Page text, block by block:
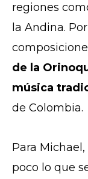
regiones
la Andina.
de la
música
de Colombia.
Para
poco lo que